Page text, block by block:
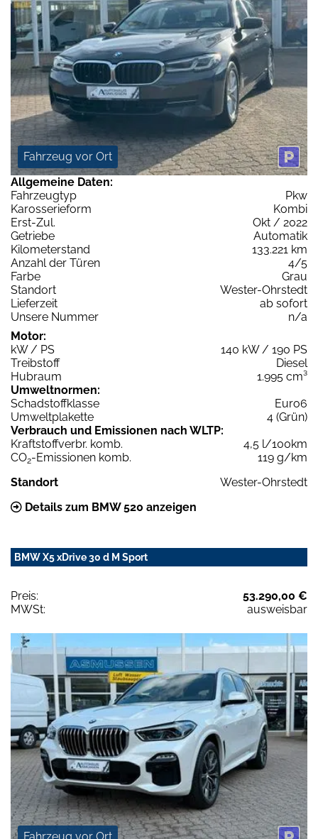
Fahrzeug vor Ort
Allgemeine Daten:
Fahrzeugtyp
Pkw
Karosserieform
Kombi
Erst-Zul.
Okt / 2022
Getriebe
Automatik
Kilometerstand
133.221 km
Anzahl der Türen
4/5
Farbe
Grau
Standort
Wester-Ohrstedt
Lieferzeit
ab sofort
Unsere Nummer
n/a
Motor:
kW / PS
140 kW / 190 PS
Treibstoff
Diesel
Hubraum
1.995 cm³
Umweltnormen:
Schadstoffklasse
Euro6
Umweltplakette
4 (Grün)
Verbrauch und Emissionen nach WLTP:
Kraftstoffverbr. komb.
4,5 l/100km
CO2-Emissionen komb.
119 g/km
Standort
Wester-Ohrstedt
Details zum BMW 520 anzeigen
BMW X5 xDrive 30 d M Sport
Preis:
53.290,00 €
MWSt:
ausweisbar